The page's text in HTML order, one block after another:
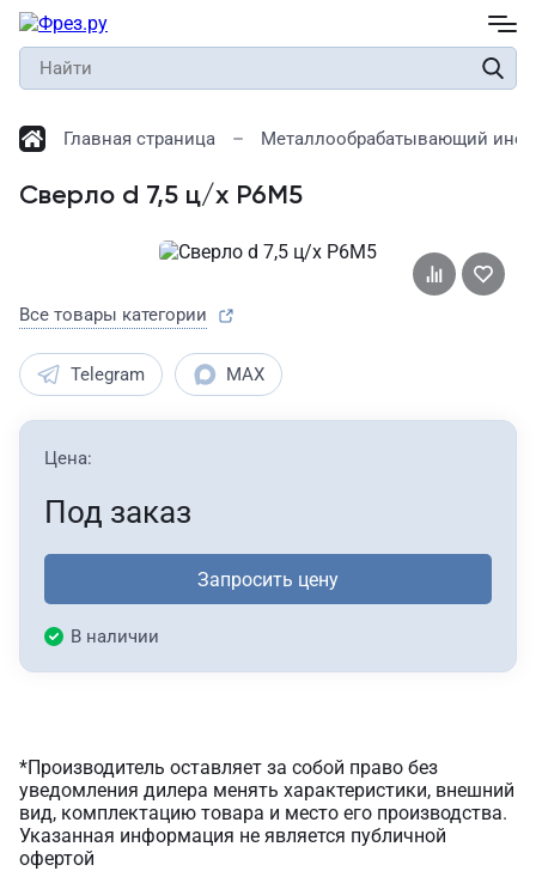
Главная страница Металлообрабатывающий
Сверло d 7,5 ц/х Р6М5
Все товары категории
Telegram MAX
Цена:
Под заказ
Запросить цену
В наличии
*Производитель оставляет за собой право без
уведомления дилера менять характеристики, внешний
вид, комплектацию товара и место его производства.
Указанная информация не является публичной
офертой